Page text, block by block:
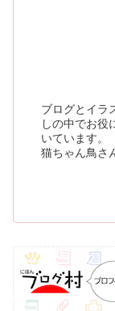
ブログとイラ
しの中でお役
いています。
猫ちゃん鳥さ